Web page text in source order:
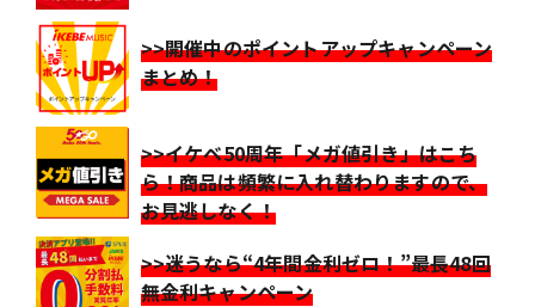
>>開催中のポイントアップキャンペーン
まとめ！
>>イケベ50周年「メガ値引き」はこち
ら！商品は頻繁に入れ替わりますので、
お見逃しなく！
>>迷うなら“4年間金利ゼロ！”最長48回
無金利キャンペーン